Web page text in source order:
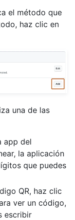
el método que
haz clic en
una de las
app del
la aplicación
que puedes
QR, haz clic
ver un código,
escribir